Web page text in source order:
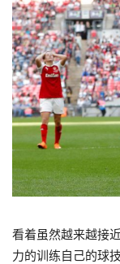
看着虽然越来越接
力的训练自己的球技